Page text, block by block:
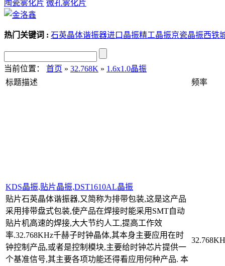
陶瓷雾化片 微孔雾化片
热门关键词 : 石英晶体谐振器进口晶振精工晶振京瓷晶振西铁
当前位置： 首页 » 32.768K » 1.6x1.0晶振
标题描述
频率
KDS晶振,贴片晶振,DST1610AL晶振
贴片石英晶体谐振器,又简称为排带包装,这是这产品
采用排带盘式包装,使产品在焊接时能采用SMT自动
贴片机高速的焊接,大大节约人工,提高工作效
率.32.768KHz千赫子时钟晶体,其本身主要应用在时
钟控制产品,或者是控制模块,主要给时钟芯片提供一
个基准信号,其主要各项功能还得看应用何种产品. 本